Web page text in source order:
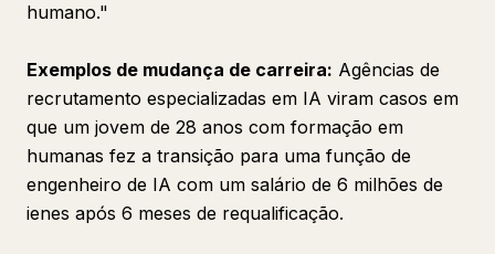
humano."
Exemplos de mudança de carreira: Agências de
recrutamento especializadas em IA viram casos em
que um jovem de 28 anos com formação em
humanas fez a transição para uma função de
engenheiro de IA com um salário de 6 milhões de
ienes após 6 meses de requalificação.